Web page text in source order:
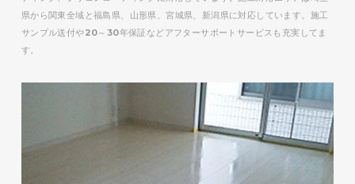
県から関東全域と福島県、山形県、宮城県、新潟県に対応しています。施工
サンプル送付や20～30年保証などアフターサポートサービスも充実してま
す。